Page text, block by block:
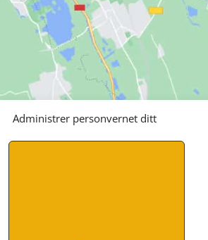
Administrer personvernet ditt